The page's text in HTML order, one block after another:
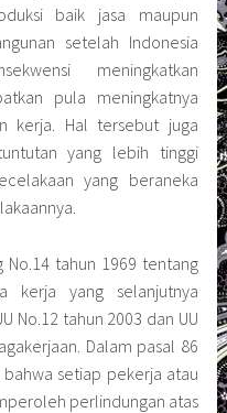
baik jasa maupun
setelah Indonesia
meningkatkan
pula meningkatnya
kerja. Hal tersebut juga
yang lebih tinggi
yang beraneka
No.14 tahun 1969 tentang
kerja yang selanjutnya
No.12 tahun 2003 dan UU
Dalam pasal 86
bahwa setiap pekerja atau
perlindungan atas